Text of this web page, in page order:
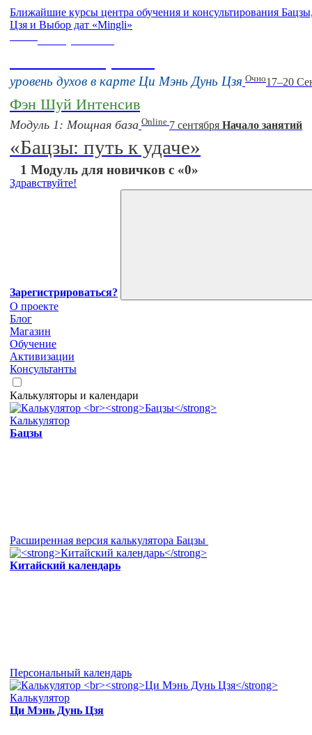
Ближайшие курсы центра обучения и консультирования
Цзя и Выбор дат «Mingli»
уровень духов в карте Ци Мэнь Дунь Цзя Очно17–20
Фэн Шуй Интенсив
Модуль 1: Мощная база Online 7 сентября Начало занятий
«Бацзы: путь к удаче»
1 Модуль для новичков с «0»
Здравствуйте!
Зарегистрироваться?
О проекте
Блог
Магазин
Обучение
Активизации
Консультанты
Калькуляторы и календари
Калькулятор
Бацзы
Расширенная версия калькулятора Бацзы
Китайский календарь
Персональный календарь
Калькулятор
Ци Мэнь Дунь Цзя